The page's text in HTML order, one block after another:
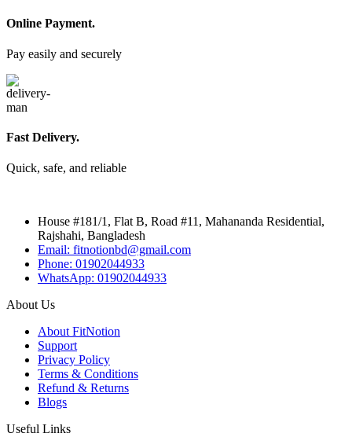
Online Payment.
Pay easily and securely
Fast Delivery.
Quick, safe, and reliable
House #181/1, Flat B, Road #11, Mahananda Residential,
Rajshahi, Bangladesh
Email: fitnotionbd@gmail.com
Phone: 01902044933
WhatsApp: 01902044933
About Us
About FitNotion
Support
Privacy Policy
Terms & Conditions
Refund & Returns
Blogs
Useful Links